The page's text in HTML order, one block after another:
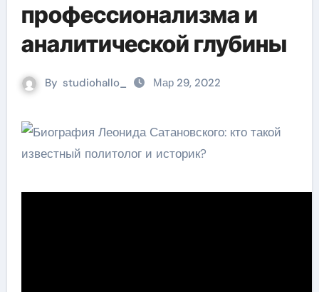
профессионализма и
аналитической глубины
By studiohallo_ Мар 29, 2022